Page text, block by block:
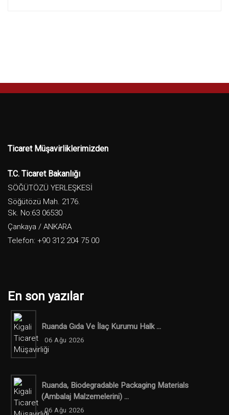
Ticaret Müşavirliklerimizden
T.C. Ticaret Bakanlığı
SÖĞÜTÖZÜ YERLEŞKESİ
Söğütözü Mah. 2176.
Sk. No:63 06530
Çankaya / ANKARA
Telefon: +90 312 204 75 00
En son yazılar
Ruanda Gıda Ve İlaç Kurumu Halk ...
06 Ağu 2026
Ruanda, Biodegradable Packaging Materials
(ambalaj Malzemelerini) ...
06 Ağu 2026